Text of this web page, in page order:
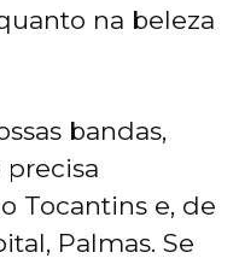
na beleza
bandas,
precisa
Tocantins e, de
Palmas. Se